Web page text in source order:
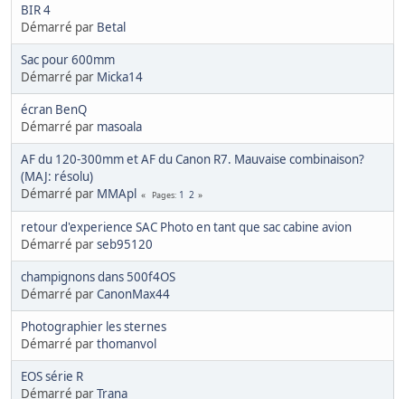
BIR 4
Démarré par Betal
Sac pour 600mm
Démarré par Micka14
écran BenQ
Démarré par masoala
AF du 120-300mm et AF du Canon R7. Mauvaise combinaison?
(MAJ: résolu)
Démarré par MMApl Pages 1 2
retour d'experience SAC Photo en tant que sac cabine avion
Démarré parseb95120
champignons dans 500f4OS
Démarré parCanonMax44
Photographier les sternes
Démarré parthomanvol
EOS série R
Démarré parTrana